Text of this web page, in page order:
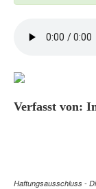
Verfasst von:
Haftungsausschluss -